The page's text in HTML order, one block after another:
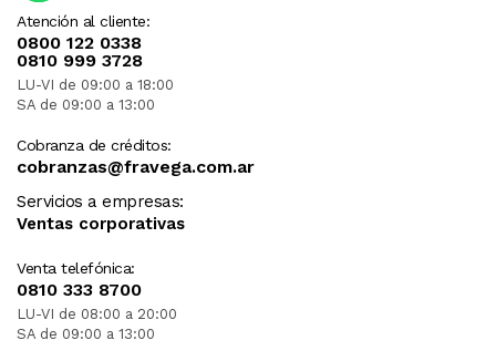
Atención al cliente:
0800 122 0338
0810 999 3728
LU-VI de 09:00 a 18:00
SA de 09:00 a 13:00
Cobranza de créditos:
cobranzas@fravega.com.ar
Servicios a empresas:
Ventas corporativas
Venta telefónica:
0810 333 8700
LU-VI de 08:00 a 20:00
SA de 09:00 a 13:00